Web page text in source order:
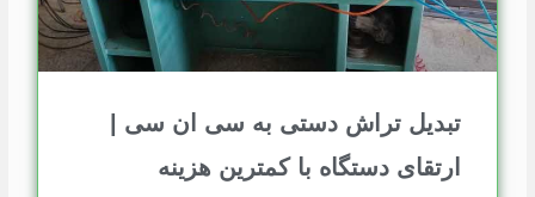
تبدیل تراش دستی به سی ان سی |
ارتقای دستگاه با کمترین هزینه